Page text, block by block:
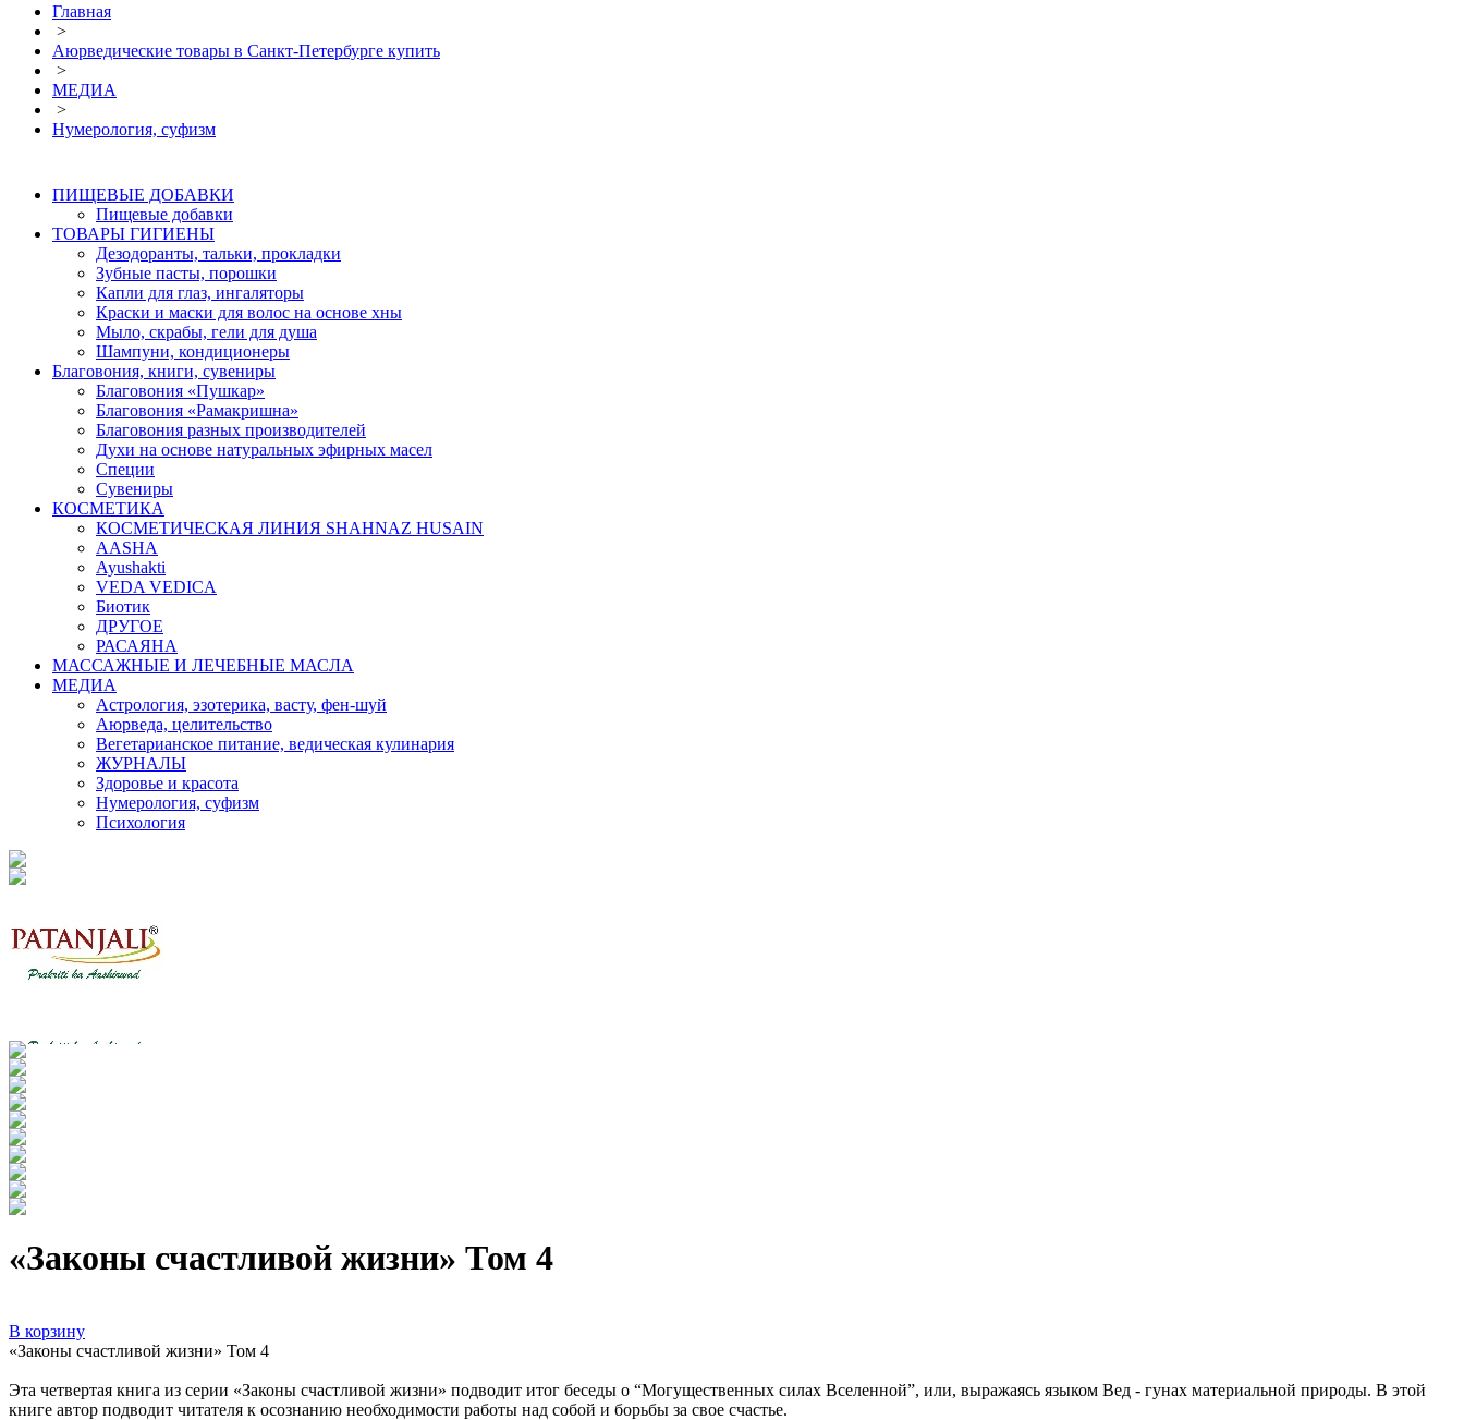
Главная
>
Аюрведические товары в Санкт-Петербурге купить
>
МЕДИА
>
Нумерология, суфизм
ПИЩЕВЫЕ ДОБАВКИ
Пищевые добавки
ТОВАРЫ ГИГИЕНЫ
Дезодоранты, тальки, прокладки
Зубные пасты, порошки
Капли для глаз, ингаляторы
Краски и маски для волос на основе хны
Мыло, скрабы, гели для душа
Шампуни, кондиционеры
Благовония, книги, сувениры
Благовония «Пушкар»
Благовония «Рамакришна»
Благовония разных производителей
Духи на основе натуральных эфирных масел
Специи
Сувениры
КОСМЕТИКА
КОСМЕТИЧЕСКАЯ ЛИНИЯ SHAHNAZ HUSAIN
AASHA
Ayushakti
VEDA VEDICA
Биотик
ДРУГОЕ
РАСАЯНА
МАССАЖНЫЕ И ЛЕЧЕБНЫЕ МАСЛА
МЕДИА
Астрология, эзотерика, васту, фен-шуй
Аюрведа, целительство
Вегетарианское питание, ведическая кулинария
ЖУРНАЛЫ
Здоровье и красота
Нумерология, суфизм
Психология
«Законы счастливой жизни» Том 4
В корзину
«Законы счастливой жизни» Том 4
Эта четвертая книга из серии «Законы счастливой жизни» подводит итог беседы о “Могущественных силах Вселенной”, или, выражаясь языком Вед - гунах материальной природы. В этой
книге автор подводит читателя к осознанию необходимости работы над собой и борьбы за свое счастье.